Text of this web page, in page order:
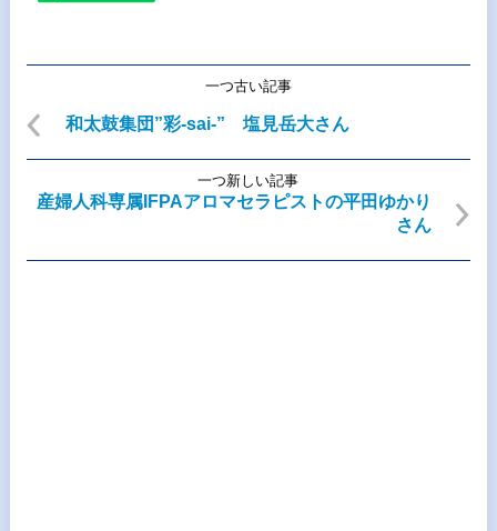
一つ古い記事
和太鼓集団”彩-sai-” 塩見岳大さん
一つ新しい記事
産婦人科専属IFPAアロマセラピストの平田ゆかり
さん